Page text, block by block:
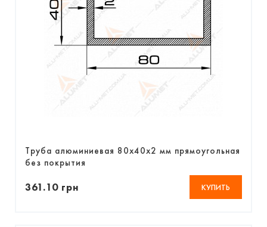
Труба алюминиевая 80х40х2 мм прямоугольная
без покрытия
361.10 грн КУПИТЬ